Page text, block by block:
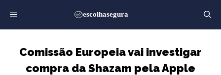
para
o
Comissão Europeia vai investigar
compra da Shazam pela Apple